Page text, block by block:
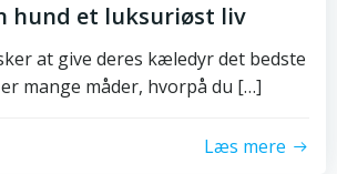
hund et luksuriøst liv
at give deres kæledyr det bedste
mange måder, hvorpå du […]
Læs mere